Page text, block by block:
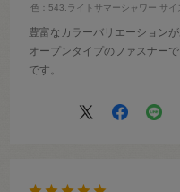
色：543.ライトサマーシャワー サイ
豊富なカラーバリエーションが
オープンタイプのファスナー
です。